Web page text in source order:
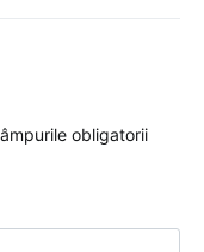
obligatorii